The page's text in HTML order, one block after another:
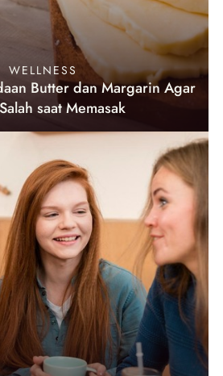
WELLNESS
Butter dan Margarin Agar
saat Memasak